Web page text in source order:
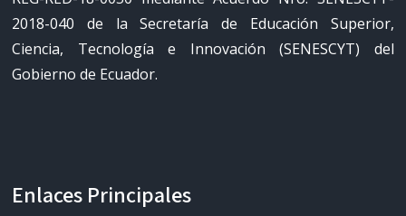
2018-040 de la Secretaría de Educación Superior,
Ciencia, Tecnología e Innovación (SENESCYT) del
Gobierno de Ecuador.
Enlaces Principales